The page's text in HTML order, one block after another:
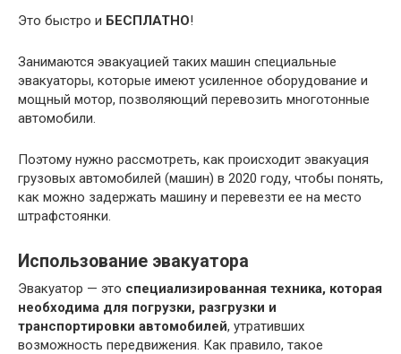
Это быстро и БЕСПЛАТНО!
Занимаются эвакуацией таких машин специальные
эвакуаторы, которые имеют усиленное оборудование и
мощный мотор, позволяющий перевозить многотонные
автомобили.
Поэтому нужно рассмотреть, как происходит эвакуация
грузовых автомобилей (машин) в 2020 году, чтобы понять,
как можно задержать машину и перевезти ее на место
штрафстоянки.
Использование эвакуатора
Эвакуатор — это специализированная техника, которая
необходима для погрузки, разгрузки и
транспортировки автомобилей, утративших
возможность передвижения. Как правило, такое